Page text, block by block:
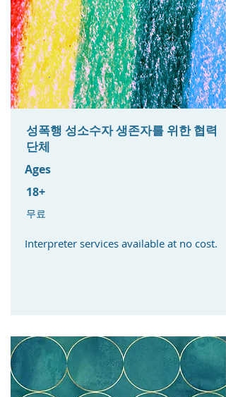
성폭행 성소수자 생존자를 위한 협력
단체
Ages
18+
무료
Interpreter services available at no cost. ​​